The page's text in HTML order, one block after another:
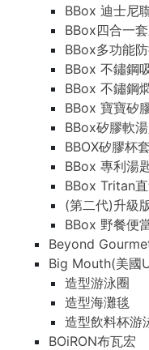
BBox 迪士尼
BBox四合一
BBox多功能
BBox 不鏽鋼
BBox 不鏽鋼
BBox 寶寶矽
BBox矽膠軟
BBOX矽膠杯
BBox 專利湯
BBox Tritan
(第二代)升級
BBox 野餐便
Beyond
Big Mouth(美國
造型游泳圈
造型海灘毯
造型飲料杯游
BOiRON布瓦宏